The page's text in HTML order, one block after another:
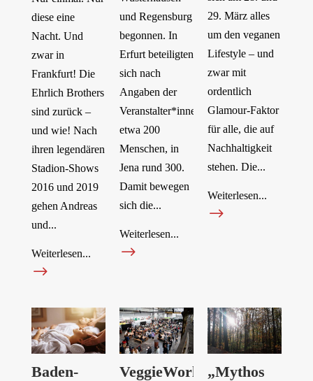
diese eine
Nacht. Und
zwar in
Frankfurt! Die
Ehrlich Brothers
sind zurück –
und wie! Nach
ihren legendären
Stadion-Shows
2016 und 2019
gehen Andreas
und...
Weiterlesen...
$
und Regensburg
begonnen. In
Erfurt beteiligten
sich nach
Angaben der
Veranstalter*innen
etwa 200
Menschen, in
Jena rund 300.
Damit bewegen
sich die...
Weiterlesen...
$
29. März alles
um den veganen
Lifestyle – und
zwar mit
ordentlich
Glamour-Faktor
für alle, die auf
Nachhaltigkeit
stehen. Die...
Weiterlesen...
$
Baden-
VeggieWorld
„Mythos